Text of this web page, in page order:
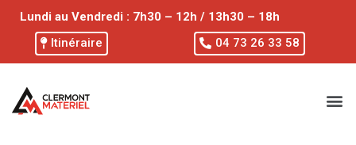
Lundi au Vendredi : 7h30 – 12h / 13h30 – 18h
Itinéraire
04 73 26 33 58